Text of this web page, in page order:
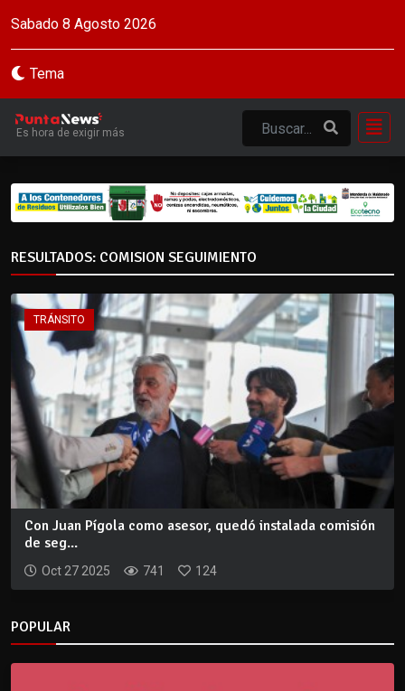
Sabado 8 Agosto 2026
Tema
Es hora de exigir más
RESULTADOS: COMISION SEGUIMIENTO
TRÁNSITO
Con Juan Pígola como asesor, quedó instalada comisión
de seg...
Oct 27 2025 741 124
POPULAR